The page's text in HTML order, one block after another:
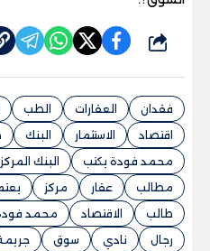
شارك
فقدان العقارات الطب
اقتصاد
الاستثمار البنك
محمد فودة يكتب
البنك
مطالب
عقار مركز
طالب
الاقتصاد محمد
رجال
نادي سوق